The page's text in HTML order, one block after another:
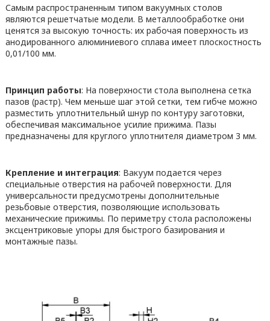
Самым распространенным типом вакуумных столов
являются решетчатые модели. В металлообработке они
ценятся за высокую точность: их рабочая поверхность из
анодированного алюминиевого сплава имеет плоскостность
0,01/100 мм.
Принцип работы: На поверхности стола выполнена сетка
пазов (растр). Чем меньше шаг этой сетки, тем гибче можно
разместить уплотнительный шнур по контуру заготовки,
обеспечивая максимальное усилие прижима. Пазы
предназначены для круглого уплотнителя диаметром 3 мм.
Крепление и интеграция: Вакуум подается через
специальные отверстия на рабочей поверхности. Для
универсальности предусмотрены дополнительные
резьбовые отверстия, позволяющие использовать
механические прижимы. По периметру стола расположены
эксцентриковые упоры для быстрого базирования и
монтажные пазы.